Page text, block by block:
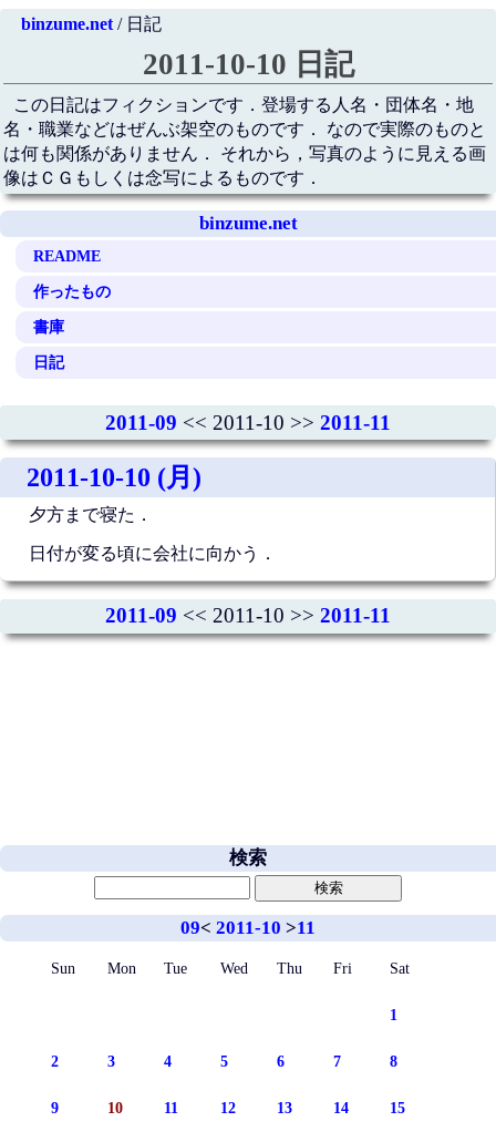
binzume.net/ 日記
2011-10-10 日記
この日記はフィクションです．登場する人名・団体名・地
名・職業などはぜんぶ架空のものです． なので実際のものと
は何も関係がありません． それから，写真のように見える画
像はＣＧもしくは念写によるものです．
binzume.net
README
作ったもの
書庫
日記
2011-09 << 2011-10 >> 2011-11
2011-10-10 (月)
夕方まで寝た．
日付が変る頃に会社に向かう．
2011-09 << 2011-10 >> 2011-11
検索
09< 2011-10 >11
Sun Mon Tue Wed Thu Fri Sat
1
2 3 4 5 6 7 8
9 10 11 12 13 14 15